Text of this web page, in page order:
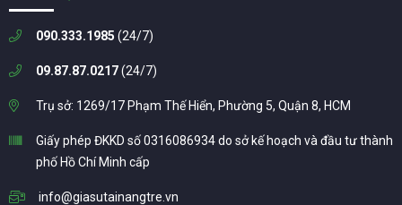
090.333.1985 (24/7)
09.87.87.0217(24/7)
Trụ sở: 1269/17 Phạm Thế Hiển, Phường 5, Quận 8, HCM
Giấy phép ĐKKD số 0316086934 do sở kế hoạch và đầu tư thành
phố Hồ Chí Minh cấp
info@giasutainangtre.vn